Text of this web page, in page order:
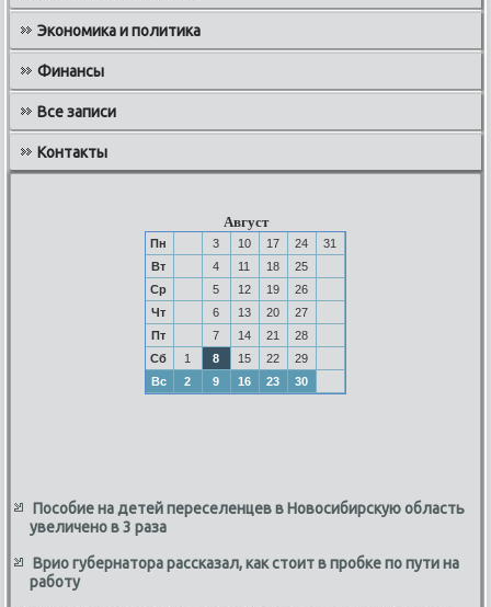
Экономика и политика
Финансы
Все записи
Контакты
Август
Пн 3 10 17 24
31
Вт
4 11 18
25
Ср
5 12 19
26
Чт
6 13 20
27
Пт
7 14 21
28
Сб
1 8 15 22
29
Вс
2 9 16 23 30
Пособие на детей переселенцев в Новосибирскую область
увеличено в 3 раза
Врио губернатора рассказал, как стоит в пробке по пути на
работу